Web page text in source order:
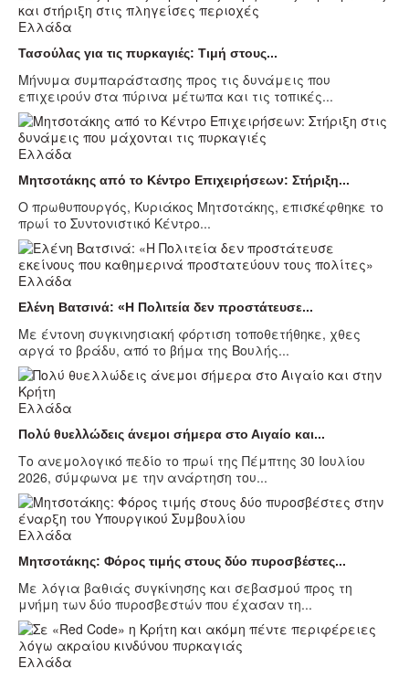
Ελλάδα
Τασούλας για τις πυρκαγιές: Τιμή στους...
Μήνυμα συμπαράστασης προς τις δυνάμεις που
επιχειρούν στα πύρινα μέτωπα και τις τοπικές...
Ελλάδα
Μητσοτάκης από το Κέντρο Επιχειρήσεων: Στήριξη...
Ο πρωθυπουργός, Κυριάκος Μητσοτάκης, επισκέφθηκε το
πρωί το Συντονιστικό Κέντρο...
Ελλάδα
Ελένη Βατσινά: «Η Πολιτεία δεν προστάτευσε...
Με έντονη συγκινησιακή φόρτιση τοποθετήθηκε, χθες
αργά το βράδυ, από το βήμα της Βουλής...
Ελλάδα
Πολύ θυελλώδεις άνεμοι σήμερα στο Αιγαίο και...
Το ανεμολογικό πεδίο το πρωί της Πέμπτης 30 Ιουλίου
2026, σύμφωνα με την ανάρτηση του...
Ελλάδα
Μητσοτάκης: Φόρος τιμής στους δύο πυροσβέστες...
Με λόγια βαθιάς συγκίνησης και σεβασμού προς τη
μνήμη των δύο πυροσβεστών που έχασαν τη...
Ελλάδα